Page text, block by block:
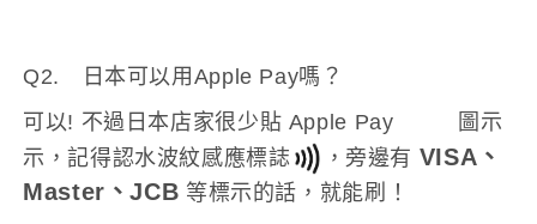
Q2. 日本可以用Apple Pay嗎？
可以! 不過日本店家很少貼 Apple Pay
圖示
示，記得認水波紋感應標誌
，旁邊有 VISA、
Master、JCB 等標示的話，就能刷！